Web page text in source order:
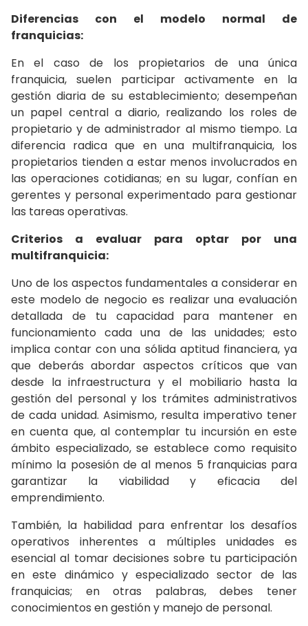
Diferencias con el modelo normal de
franquicias:
En el caso de los propietarios de una única
franquicia, suelen participar activamente en la
gestión diaria de su establecimiento; desempeñan
un papel central a diario, realizando los roles de
propietario y de administrador al mismo tiempo. La
diferencia radica que en una multifranquicia, los
propietarios tienden a estar menos involucrados en
las operaciones cotidianas; en su lugar, confían en
gerentes y personal experimentado para gestionar
las tareas operativas.
Criterios a evaluar para optar por una
multifranquicia:
Uno de los aspectos fundamentales a considerar en
este modelo de negocio es realizar una evaluación
detallada de tu capacidad para mantener en
funcionamiento cada una de las unidades; esto
implica contar con una sólida aptitud financiera, ya
que deberás abordar aspectos críticos que van
desde la infraestructura y el mobiliario hasta la
gestión del personal y los trámites administrativos
de cada unidad. Asimismo, resulta imperativo tener
en cuenta que, al contemplar tu incursión en este
ámbito especializado, se establece como requisito
mínimo la posesión de al menos 5 franquicias para
garantizar la viabilidad y eficacia del
emprendimiento.
También, la habilidad para enfrentar los desafíos
operativos inherentes a múltiples unidades es
esencial al tomar decisiones sobre tu participación
en este dinámico y especializado sector de las
franquicias; en otras palabras, debes tener
conocimientos en gestión y manejo de personal.